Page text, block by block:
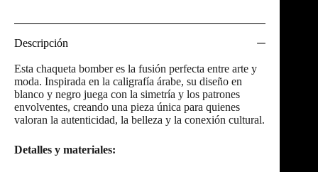
Descripción
Esta chaqueta bomber es la fusión perfecta entre arte y
moda. Inspirada en la caligrafía árabe, su diseño en
blanco y negro juega con la simetría y los patrones
envolventes, creando una pieza única para quienes
valoran la autenticidad, la belleza y la conexión cultural.
Detalles y materiales: